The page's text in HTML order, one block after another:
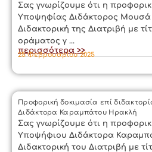
Σας γνωρίζουμε ότι η
Υποψηφίας Διδάκτορος Μουσά
Διδακτορική της Διατριβή με
οράματος γ ...
περισσότερα >>
25 Φεβρουαρίου 2025
Προφορική δοκιμασία επί
Διδάκτορα Καραμπάτου Ηρακλή
Σας γνωρίζουμε ότι η
Υποψήφιου Διδάκτορα
Διδακτορική του Διατριβή με